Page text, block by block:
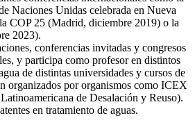
Naciones Unidas celebrada en Nueva
COP 25 (Madrid, diciembre 2019) o la
2023).
conferencias invitadas y congresos
y participa como profesor en distintos
de distintas universidades y cursos de
organizados por organismos como ICEX
de Desalación y Reuso).
en tratamiento de aguas.